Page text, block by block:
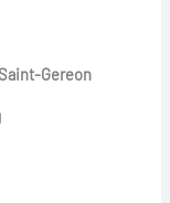
Gereon